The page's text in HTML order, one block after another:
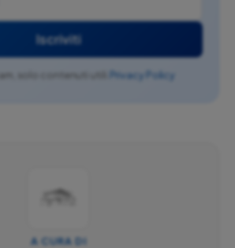
Iscriviti
solo contenuti utili. Privacy Policy
A CURA DI